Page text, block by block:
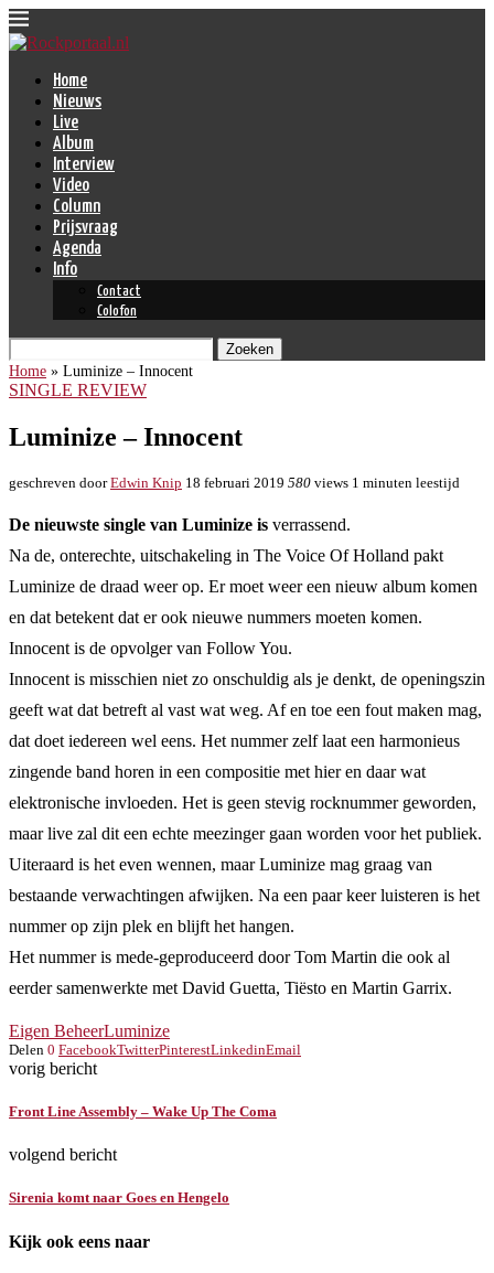
Home
Nieuws
Live
Album
Interview
Video
Column
Prijsvraag
Agenda
Info
Contact
Colofon
Zoeken
Home » Luminize – Innocent
SINGLE REVIEW
Luminize – Innocent
geschreven doorEdwin Knip 18 februari 2019 580 views 1 minuten leestijd
De nieuwste single van Luminize is verrassend.
Na de, onterechte, uitschakeling in The Voice Of Holland pakt
Luminize de draad weer op. Er moet weer een nieuw album komen
en dat betekent dat er ook nieuwe nummers moeten komen.
Innocent is de opvolger van Follow You.
Innocent is misschien niet zo onschuldig als je denkt, de openingszin
geeft wat dat betreft al vast wat weg. Af en toe een fout maken mag,
dat doet iedereen wel eens. Het nummer zelf laat een harmonieus
zingende band horen in een compositie met hier en daar wat
elektronische invloeden. Het is geen stevig rocknummer geworden,
maar live zal dit een echte meezinger gaan worden voor het publiek.
Uiteraard is het even wennen, maar Luminize mag graag van
bestaande verwachtingen afwijken. Na een paar keer luisteren is het
nummer op zijn plek en blijft het hangen.
Het nummer is mede-geproduceerd door Tom Martin die ook al
eerder samenwerkte met David Guetta, Tiësto en Martin Garrix.
Eigen BeheerLuminize
Delen 0 FacebookTwitterPinterestLinkedinEmail
vorig bericht
Front Line Assembly – Wake Up The Coma
volgend bericht
Sirenia komt naar Goes en Hengelo
Kijk ook eens naar